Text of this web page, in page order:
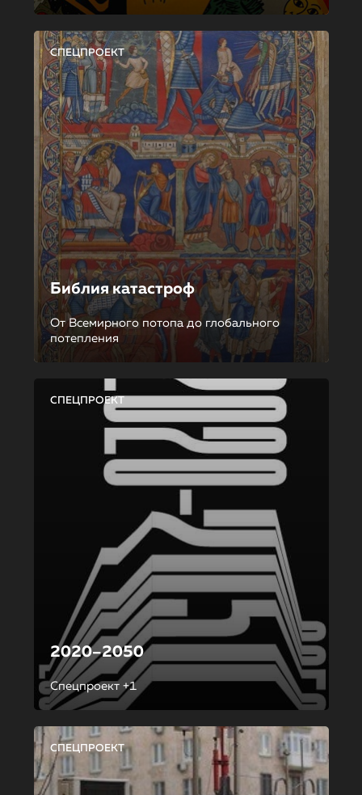
СПЕЦПРОЕКТ
Библия катастроф
От Всемирного потопа до глобального
потепления
СПЕЦПРОЕКТ
2020–2050
Спецпроект +1
СПЕЦПРОЕКТ